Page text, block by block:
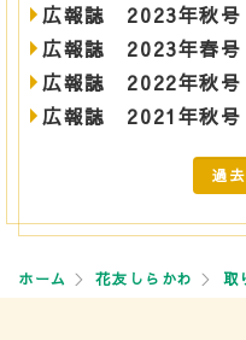
広報誌 2023年秋号
広報誌 2023年春号
広報誌 2022年秋号
広報誌 2021年秋号
過
ホーム 花友しらかわ 取